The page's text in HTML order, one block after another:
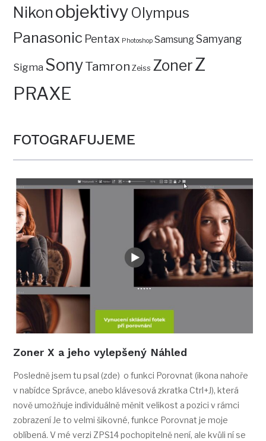
Nikon objektivy Olympus
Panasonic Pentax Photoshop SamsungSamyang
Sigma SonyTamron Zeiss ZonerZ
PRAXE
FOTOGRAFUJEME
Zoner X a jeho vylepšený Náhled
Posledně jsem tu psal (zde) o funkci Porovnat (ikona nahoře
v nabídce Správce, anebo klávesová zkratka Ctrl+J), která
nově umožňuje individuálně měnit velikost a pozici v rámci
zobrazení Je to velmi šikovné, funkce Porovnat je moje
oblíbená. V mé verzi ZPS14 pochopitelně není, ale kvůli ní se